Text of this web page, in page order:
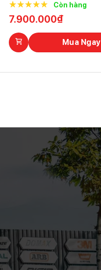
7.900.000₫
5.0out of
5
Còn hàng
Mua Ngay